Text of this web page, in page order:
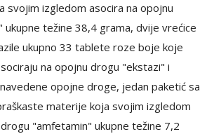
svojim izgledom asocira na opojnu
" ukupne težine 38,4 grama, dvije vrećice
ukupno 33 tablete roze boje koje
na opojnu drogu "ekstazi" i
opojne droge, jedan paketić sa
materije koja svojim izgledom
"amfetamin" ukupne težine 7,2